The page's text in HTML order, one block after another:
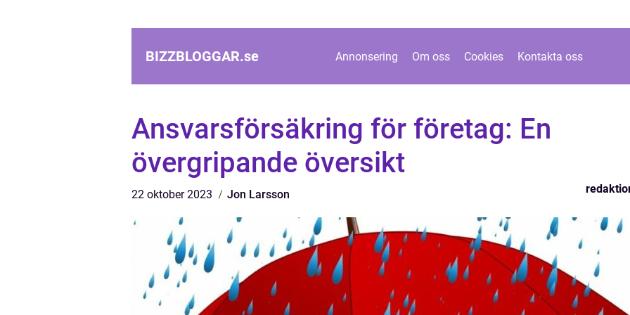
BIZZBLOGGAR.se Annonsering Om oss Cookies Kontakta oss
Ansvarsförsäkring för företag: En
övergripande översikt
22 oktober 2023 Jon Larsson